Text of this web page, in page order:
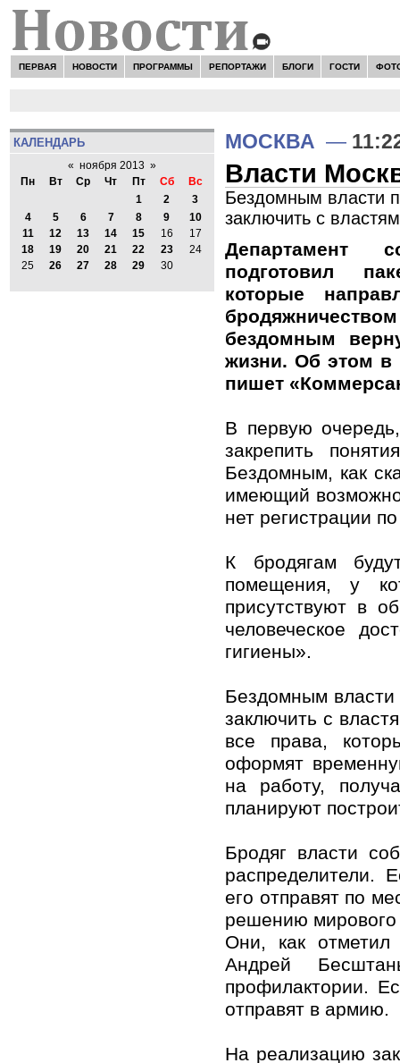
ПЕРВАЯ НОВОСТИ ПРОГРАММЫ РЕПОРТАЖИ БЛОГИ ГОСТИ
КАЛЕНДАРЬ
« ноября 2013 »
Пн
Вт Ср Чт Пт Сб
Вс
1
2
3
4
5 6 7 8 9
10
11
12 13 14 15 16
17
18
19 20 21 22 23
24
25
26 27 28 29 30
МОСКВА —
Власти
Бездомным власти
заключить с
Департамент
подготовил
которые
бездомным
жизни. Об этом в
пишет
В первую
закрепить
Бездомным, как
имеющий
нет регистрации
К бродягам
помещения, у
присутствуют в
человеческое
гигиены».
Бездомным власти
заключить с
все права,
оформят
на работу,
планируют
Бродяг власти
распределители.
его отправят по
решению мирового
Они, как отметил
Андрей
профилактории.
отправят в армию.
На реализацию